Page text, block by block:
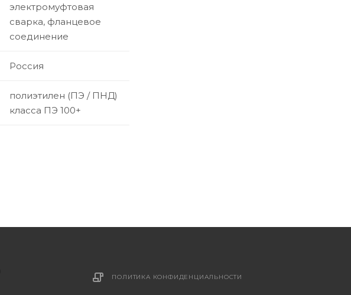
электромуфтовая
сварка, фланцевое
соединение
Россия
полиэтилен (ПЭ / ПНД)
класса ПЭ 100+
ПОЛИТИКА КОНФИДЕНЦИАЛЬНОСТИ